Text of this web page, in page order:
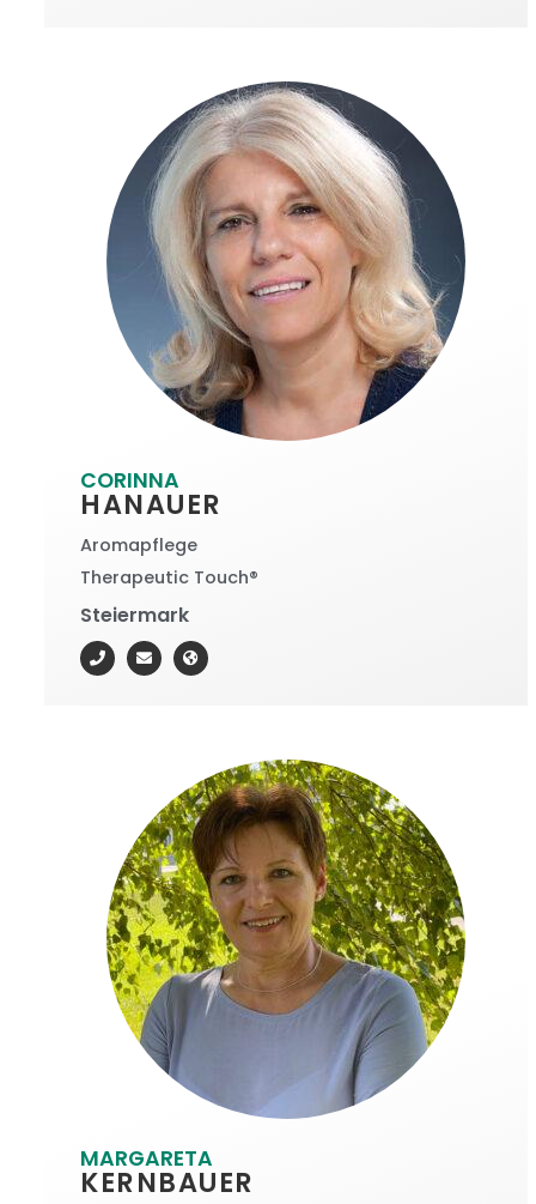
CORINNA
HANAUER
Aromapflege
Therapeutic Touch®
Steiermark
MARGARETA
KERNBAUER